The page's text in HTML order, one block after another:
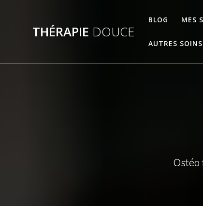
THÉRAPIE DOUCE
BLOG MES
AUTRES SOINS
Ostéo